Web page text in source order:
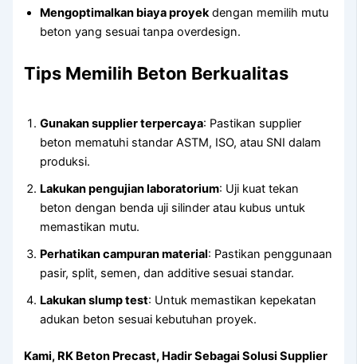
Mengoptimalkan biaya proyekdengan memilih mutu
beton yang sesuai tanpa overdesign.
Tips Memilih Beton Berkualitas
Gunakan supplier terpercaya: Pastikan supplier
beton mematuhi standar ASTM, ISO, atau SNI dalam
produksi.
Lakukan pengujian laboratorium: Uji kuat tekan
beton dengan benda uji silinder atau kubus untuk
memastikan mutu.
Perhatikan campuran material: Pastikan penggunaan
pasir, split, semen, dan additive sesuai standar.
Lakukan slump test: Untuk memastikan kepekatan
adukan beton sesuai kebutuhan proyek.
Kami, RK Beton Precast, Hadir Sebagai Solusi Supplier